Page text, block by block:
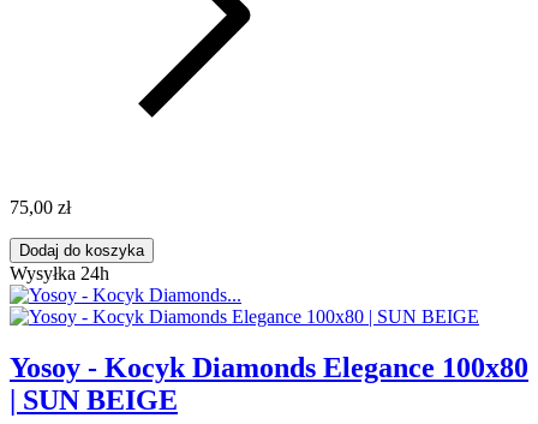
75,00 zł
Dodaj do koszyka
Wysyłka 24h
Yosoy - Kocyk Diamonds Elegance 100x80
| SUN BEIGE